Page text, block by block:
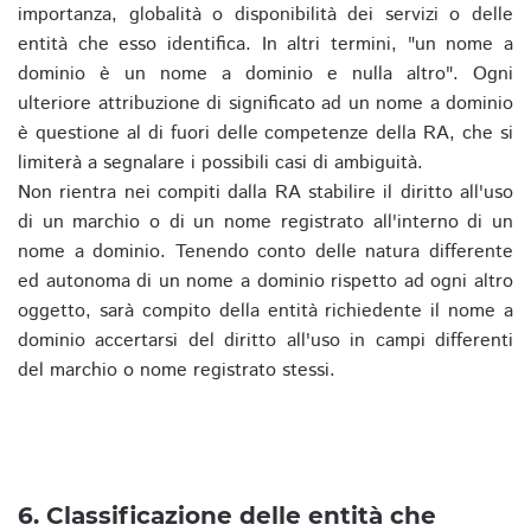
importanza, globalità o disponibilità dei servizi o delle
entità che esso identifica. In altri termini, "un nome a
dominio è un nome a dominio e nulla altro". Ogni
ulteriore attribuzione di significato ad un nome a dominio
è questione al di fuori delle competenze della RA, che si
limiterà a segnalare i possibili casi di ambiguità.
Non rientra nei compiti dalla RA stabilire il diritto all'uso
di un marchio o di un nome registrato all'interno di un
nome a dominio. Tenendo conto delle natura differente
ed autonoma di un nome a dominio rispetto ad ogni altro
oggetto, sarà compito della entità richiedente il nome a
dominio accertarsi del diritto all'uso in campi differenti
del marchio o nome registrato stessi.
6. Classificazione delle entità che